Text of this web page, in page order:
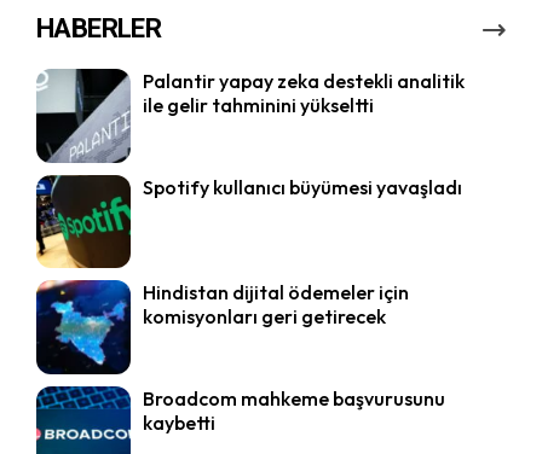
HABERLER
Palantir yapay zeka destekli analitik
ile gelir tahminini yükseltti
Spotify kullanıcı büyümesi yavaşladı
Hindistan dijital ödemeler için
komisyonları geri getirecek
Broadcom mahkeme başvurusunu
kaybetti